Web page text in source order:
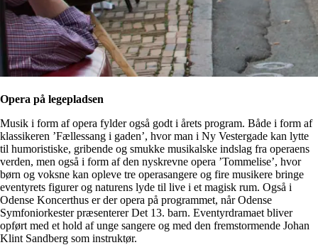
Opera på legepladsen
Musik i form af opera fylder også godt i årets program. Både i form af
klassikeren ’Fællessang i gaden’, hvor man i Ny Vestergade kan lytte
til humoristiske, gribende og smukke musikalske indslag fra operaens
verden, men også i form af den nyskrevne opera ’Tommelise’, hvor
børn og voksne kan opleve tre operasangere og fire musikere bringe
eventyrets figurer og naturens lyde til live i et magisk rum. Også i
Odense Koncerthus er der opera på programmet, når Odense
Symfoniorkester præsenterer Det 13. barn. Eventyrdramaet bliver
opført med et hold af unge sangere og med den fremstormende Johan
Klint Sandberg som instruktør.